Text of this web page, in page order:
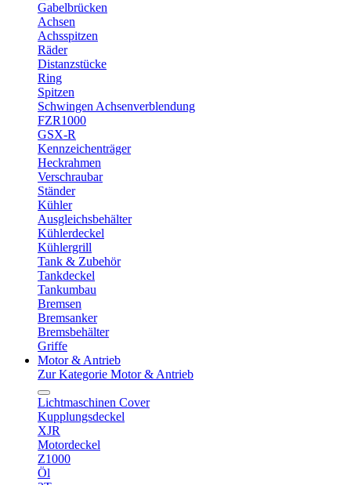
Gabelbrücken
Achsen
Achsspitzen
Räder
Distanzstücke
Ring
Spitzen
Schwingen Achsenverblendung
FZR1000
GSX-R
Kennzeichenträger
Heckrahmen
Verschraubar
Ständer
Kühler
Ausgleichsbehälter
Kühlerdeckel
Kühlergrill
Tank & Zubehör
Tankdeckel
Tankumbau
Bremsen
Bremsanker
Bremsbehälter
Griffe
Motor & Antrieb
Zur Kategorie Motor & Antrieb
Lichtmaschinen Cover
Kupplungsdeckel
XJR
Motordeckel
Z1000
Öl